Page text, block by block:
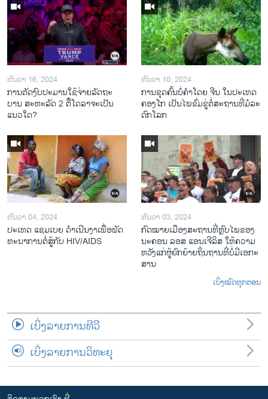
ທັນວາ 16, 2024
ການ​ຕັດ​ງົບ​ປະ​ມານ​ໃຊ້​ຈ່າຍ​ລັດ​ຖະ​
ບານ ສະ​ຫະ​ລັດ 2 ຕື້​ໂດ​ລາ​ຈະ​ເປັນ​
ແນວ​ໃດ?
ທັນວາ 10, 2024
ການ​ຂຸດ​ຄົ້ນ​ບໍ່​ຄຳ​ໂດຍ ຈີນ ໃນ​ປະ​ເທດ
ຄອງ​ໂກ ເປັນ​ໄພ​ຂົ່ມ​ຂູ່​ຕໍ່​ສະ​ຖານ​ທີ່​ມໍ​ລະ​
ດົກ​ໂລກ​
ທັນວາ 04, 2024
ປະ​ເທດ ແຊມ​ເບຍ ດຳ​ເນີນ​ງາ​ເພື່ອ​ພັດ​
ທະ​ນາ​ການ​ຕໍ່​ສູ້​ກັບ​ HIV/AIDS
ທັນວາ 03, 2024
ກົດ​ໝາຍ​ເມືອງ​ສະ​ຖານ​ທີ່ຫຼົບ​ໄພ​ຂອງ​
ນະ​ຄອນ ລອ​ສ ແອນ​ເຈີ​ລິ​ສ ໃຫ້​ຄວາມ​
ຫວັງ​ແກ່​ຜູ້​ຍົກ​ຍ້າຍ​ຖິ່ນ​ຖານ​ທີ່ບໍ່​ມີ​ເອ​ກະ​
ສານ
ເບິ່ງໝົດທຸກຕອນ
ເບິ່ງລາຍການທີວີ
ເບິ່ງລາຍການວິທະຍຸ